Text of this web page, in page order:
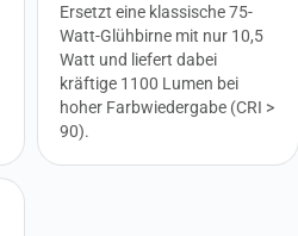
Ersetzt eine klassische 75-
Watt-Glühbirne mit nur 10,5
Watt und liefert dabei
kräftige 1100 Lumen bei
hoher Farbwiedergabe (CRI >
90).